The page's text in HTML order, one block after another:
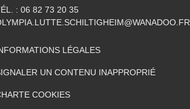
: 06 82 73 20 35
LÉGALES
UN CONTENU INAPPROPRIÉ
COOKIES